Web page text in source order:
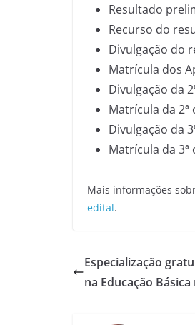
Resultado
Recurso do
Divulgação do
Matrícula dos
Divulgação da
Matrícula da 2ª
Divulgação da
Matrícula da 3ª
Mais informações
edital.
Especialização
na Educação